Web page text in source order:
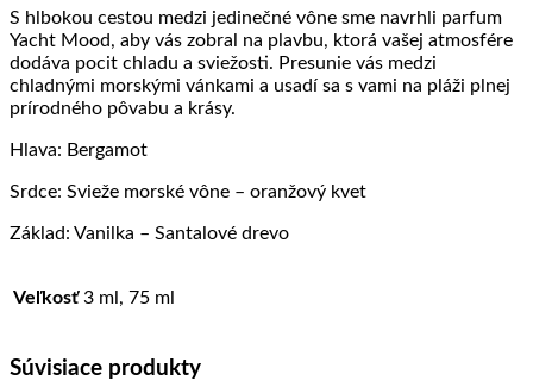
S hlbokou cestou medzi jedinečné vône sme navrhli parfum
Yacht Mood, aby vás zobral na plavbu, ktorá vašej atmosfére
dodáva pocit chladu a sviežosti. Presunie vás medzi
chladnými morskými vánkami a usadí sa s vami na pláži plnej
prírodného pôvabu a krásy.
Hlava: Bergamot
Srdce: Svieže morské vône – oranžový kvet
Základ: Vanilka – Santalové drevo
Veľkosť 3 ml, 75 ml
Súvisiace produkty